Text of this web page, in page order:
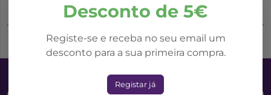
Desconto de 5€
Registe-se e receba no seu email um
desconto para a sua primeira compra.
Registar já
Adicionar ao Carrinho Adicionar ao Carrinho